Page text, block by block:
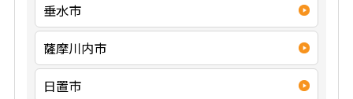
垂水市
薩摩川内市
日置市